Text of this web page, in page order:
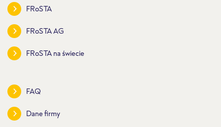
FRoSTA
FRoSTA AG
FRoSTA na świecie
FAQ
Dane firmy